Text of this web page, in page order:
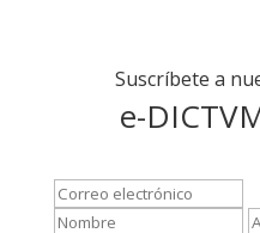
Suscríbete a
e-